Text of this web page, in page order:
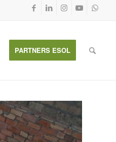
PARTNERS ESOL